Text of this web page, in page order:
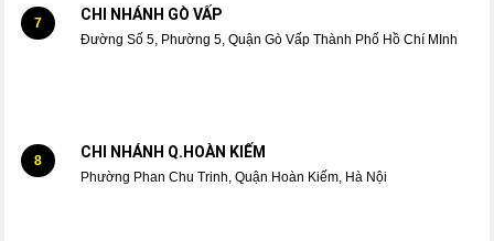
7 CHI NHÁNH GÒ VẤP
Đường Số 5, Phường 5, Quận Gò Vấp Thành Phố Hồ Chí MInh
8 CHI NHÁNH Q.HOÀN KIẾM
Phường Phan Chu Trinh, Quận Hoàn Kiếm, Hà Nội